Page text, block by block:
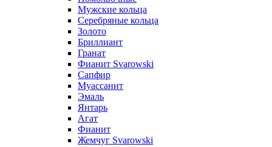
Мужские кольца
Серебряные кольца
Золото
Бриллиант
Гранат
Фианит Svarowski
Сапфир
Муассанит
Эмаль
Янтарь
Агат
Фианит
Жемчуг Svarowski